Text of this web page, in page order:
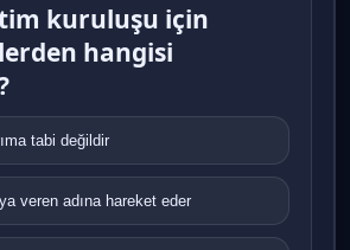
kuruluşu için
hangisi
tabi değildir
veren adına hareket eder